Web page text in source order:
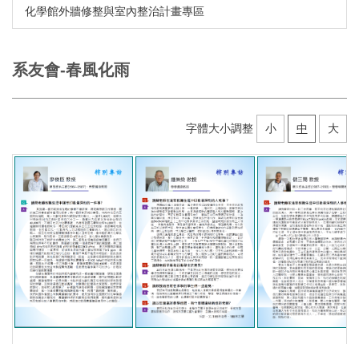
化學館外牆修整與室內整治計畫專區
系友會-春風化雨
字體大小調整 小 中 大